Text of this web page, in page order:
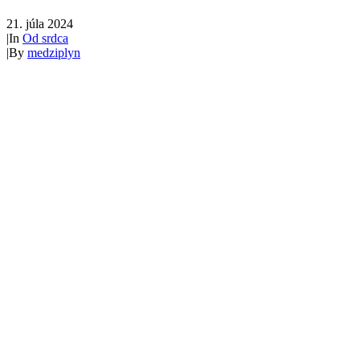
21. júla 2024
|In Od srdca
|By medziplyn